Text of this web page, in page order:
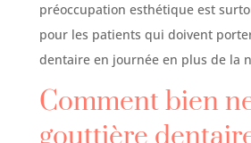
préoccupation esthétique est
pour les patients qui doivent
dentaire en journée en plus de la
Comment bien